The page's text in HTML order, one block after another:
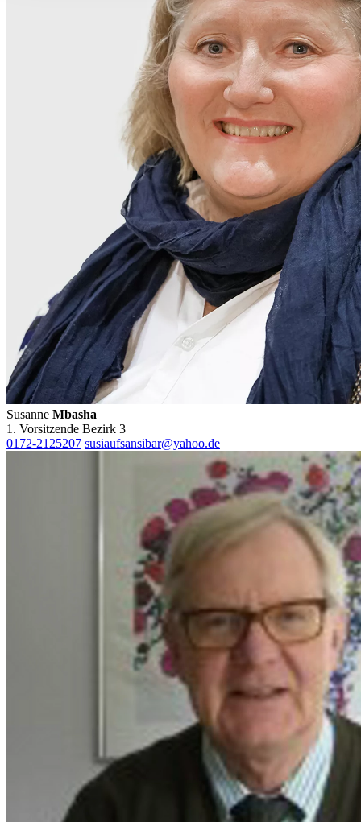
ihnen bereitgestellt haben oder die sie im Rahmen Ihrer
Cookie-Einstellungen
können
Footer aufgerufen und angepasst werden.
Susanne Mbasha
1. Vorsitzende Bezirk 3
0172-2125207 susiaufsansibar@yahoo.de